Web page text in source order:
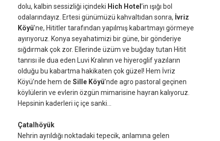
dolu, kalbin sessizliği içindeki Hich Hotel ’in ışığı bol
odalarındayız. Ertesi günümüzü kahvaltıdan sonra, İvriz
Köyü’ne, Hititler tarafından yapılmış kabartmayı görmeye
ayırıyoruz. Konya seyahatimizi bir güne, bir gönderiye
sığdırmak çok zor. Ellerinde üzüm ve buğday tutan Hitit
tanrısı ile dua eden Luvi Kralının ve hiyeroglif yazıların
olduğu bu kabartma hakikaten çok güzel! Hem İvriz
Köyü’nde hem de Sille Köyü’nde agro pastoral geçinen
köylülerin ve evlerin özgün mimarisine hayran kalıyoruz.
Hepsinin kaderleri iç içe sanki…
Çatalhöyük
Nehrin ayrıldığı noktadaki tepecik, anlamına gelen